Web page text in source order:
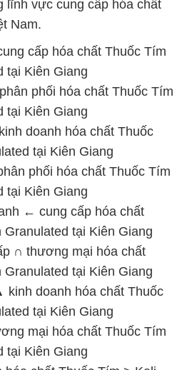
tại Kiên Giang
doanh hóa chất Thuốc
tại Kiên Giang
mại hóa chất Thuốc Tím
tại Kiên Giang
chất Thuốc Tím > Kali
Giang
■ bán hóa chất Thuốc
tại Kiên Giang
bán hóa chất Thuốc Tím >
Kiên Giang
– CÔNG TY HÓA CHẤT
🌐